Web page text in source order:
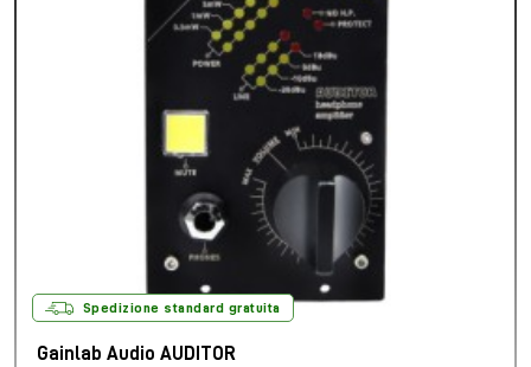
Spedizione standard gratuita
Gainlab Audio AUDITOR